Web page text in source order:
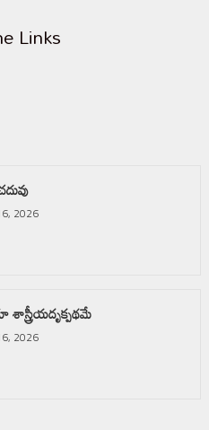
Links
2026
శాస్త్రీయదృక్పథమే
2026